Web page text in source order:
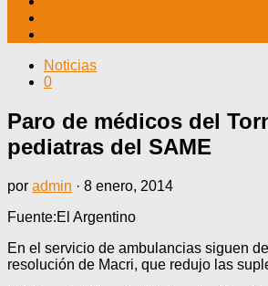
Noticias
0
Paro de médicos del
pediatras del SAME
por admin · 8 enero, 2014
Fuente:El Argentino
En el servicio de ambulancias siguen
resolución de Macri, que redujo las